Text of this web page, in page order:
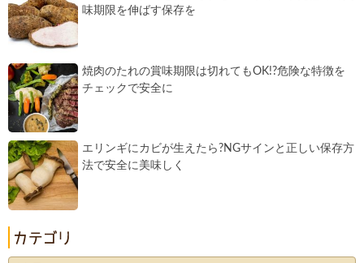
味期限を伸ばす保存を
焼肉のたれの賞味期限は切れてもOK!?危険な特徴を
チェックで安全に
エリンギにカビが生えたら?NGサインと正しい保存方
法で安全に美味しく